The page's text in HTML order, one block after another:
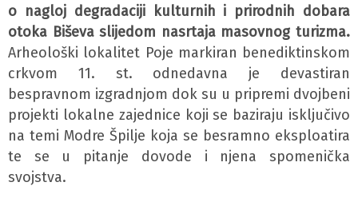
o nagloj degradaciji kulturnih i prirodnih dobara
otoka Biševa slijedom nasrtaja masovnog turizma.
Arheološki lokalitet Poje markiran benediktinskom
crkvom 11. st. odnedavna je devastiran
bespravnom izgradnjom dok su u pripremi dvojbeni
projekti lokalne zajednice koji se baziraju isključivo
na temi Modre Špilje koja se besramno eksploatira
te se u pitanje dovode i njena spomenička
svojstva.